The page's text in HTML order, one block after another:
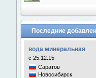
Последние
вода минеральная
с 25.12.15
Саратов
Новосибирск